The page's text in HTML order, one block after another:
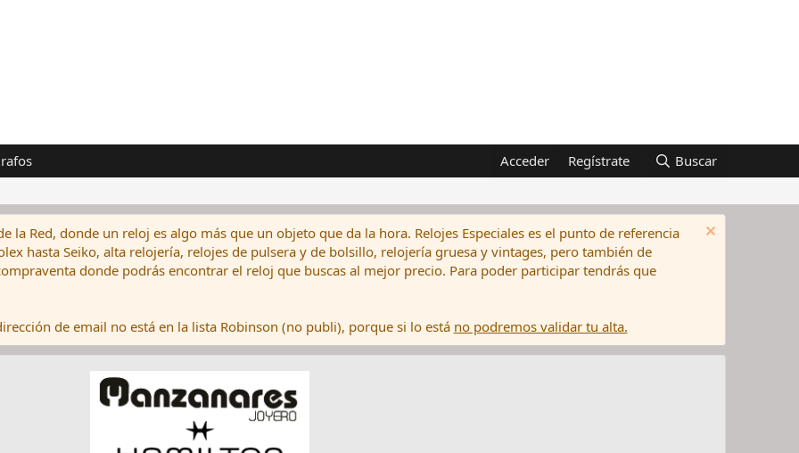
Acceder Regístrate Buscar
la Red, donde un reloj es algo más que un objeto que da la hora. Relojes Especiales es el punto de referencia
hasta Seiko, alta relojería, relojes de pulsera y de bolsillo, relojería gruesa y vintages, pero también de
donde podrás encontrar el reloj que buscas al mejor precio. Para poder participar tendrás que
de email no está en la lista Robinson (no publi), porque si lo está no podremos validar tu alta.